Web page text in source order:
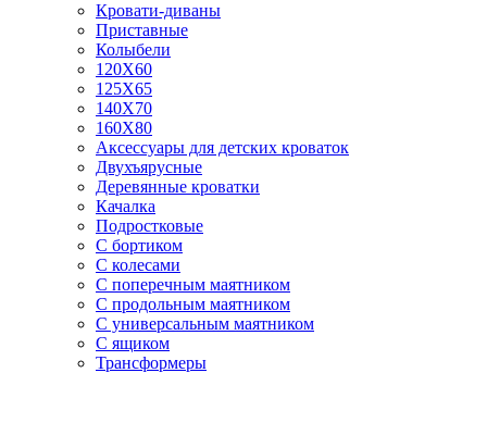
Кровати-диваны
Приставные
Колыбели
120Х60
125X65
140Х70
160Х80
Аксессуары для детских кроваток
Двухъярусные
Деревянные кроватки
Качалка
Подростковые
С бортиком
С колесами
С поперечным маятником
С продольным маятником
С универсальным маятником
С ящиком
Трансформеры